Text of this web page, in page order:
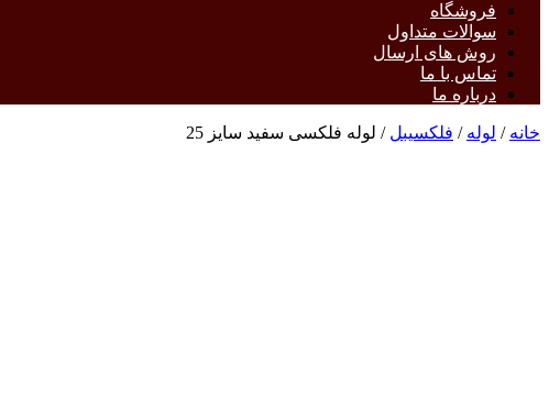
فروشگاه
سوالات متداول
روش های ارسال
تماس با ما
درباره ما
خانه / لوله / فلکسیبل / لوله فلکسی سفید سایز 25